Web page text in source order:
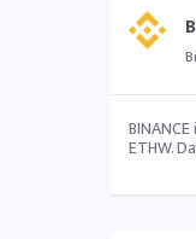
ETHW.